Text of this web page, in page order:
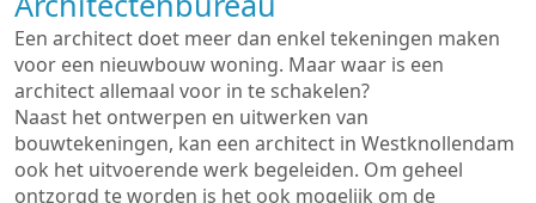
Een architect doet meer dan enkel tekeningen maken
voor een nieuwbouw woning. Maar waar is een
architect allemaal voor in te schakelen?
Naast het ontwerpen en uitwerken van
bouwtekeningen, kan een architect in Westknollendam
ook het uitvoerende werk begeleiden. Om geheel
ontzorgd te worden is het ook mogelijk om de